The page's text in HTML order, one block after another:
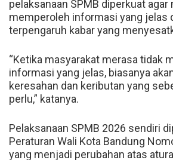
pelaksanaan SPMB diperkuat agar
memperoleh informasi yang jelas
terpengaruh kabar yang
“Ketika masyarakat merasa tidak
informasi yang jelas, biasanya
keresahan dan keributan yang
perlu,” katanya.
Pelaksanaan SPMB 2026 sendiri
Peraturan Wali Kota Bandung
yang menjadi perubahan atas